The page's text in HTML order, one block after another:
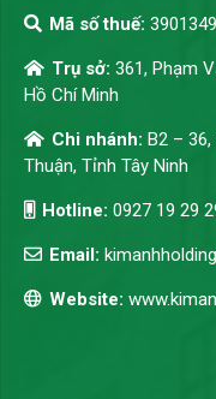
Mã số thuế:
Trụ sở: 361, Phạm
Hồ Chí Minh
Chi nhánh: B2 –
Thuận, Tỉnh Tây Ninh
Hotline: 0927 19 29
Email:
Website: